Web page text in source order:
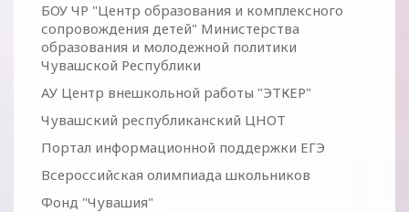
БОУ ЧР "Центр образования и комплексного
сопровождения детей" Министерства
образования и молодежной политики
Чувашской Республики
АУ Центр внешкольной работы "ЭТКЕР"
Чувашский республиканский ЦНОТ
Портал информационной поддержки ЕГЭ
Всероссийская олимпиада школьников
Фонд "Чувашия"